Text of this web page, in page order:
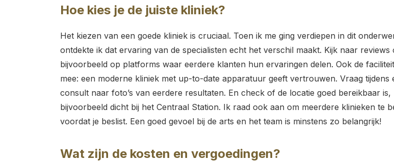
Hoe kies je de juiste kliniek?
Het kiezen van een goede kliniek is cruciaal. Toen ik me ging verdiepen in dit
ontdekte ik dat ervaring van de specialisten echt het verschil maakt. Kijk naar reviews
bijvoorbeeld op platforms waar eerdere klanten hun ervaringen delen. Ook de
mee: een moderne kliniek met up-to-date apparatuur geeft vertrouwen. Vraag tijdens
consult naar foto’s van eerdere resultaten. En check of de locatie goed bereikbaar is,
bijvoorbeeld dicht bij het Centraal Station. Ik raad ook aan om meerdere klinieken te
voordat je beslist. Een goed gevoel bij de arts en het team is minstens zo belangrijk!
Wat zijn de kosten en vergoedingen?